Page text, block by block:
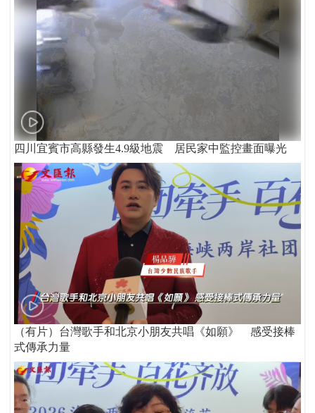
四川宜賓市高縣發生4.9級地震 居民家中監控畫面曝光
（有片）台灣歌手和北京小朋友共唱《如願》 感受接棒
式傳承力量